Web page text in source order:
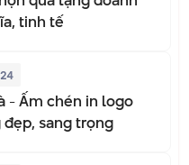
tinh tế
- Ấm chén in logo
sang trọng